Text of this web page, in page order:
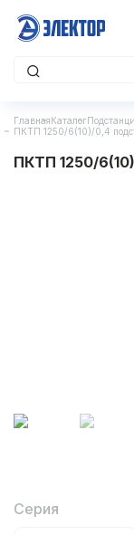
ГлавнаяКаталог
ПКТП 1250/6(10)/0,4
ПКТП 1250/
Серия